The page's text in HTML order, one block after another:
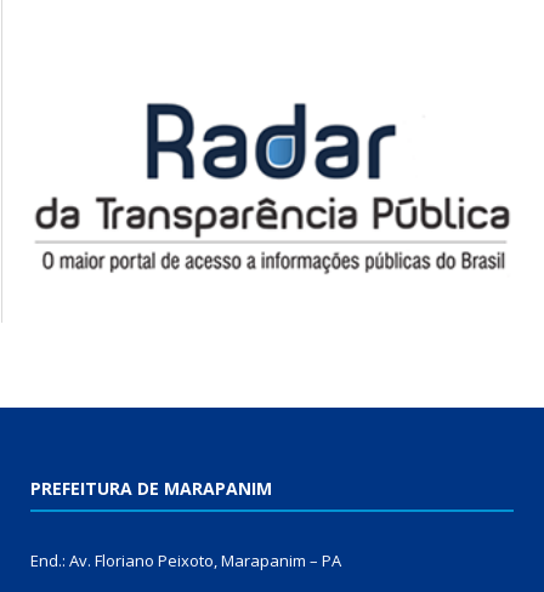
PREFEITURA DE MARAPANIM
End.: Av. Floriano Peixoto, Marapanim – PA